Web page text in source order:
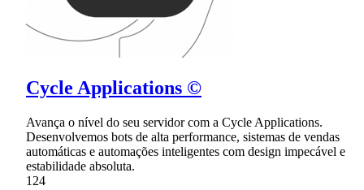
Cycle Applications ©
Avança o nível do seu servidor com a Cycle Applications.
Desenvolvemos bots de alta performance, sistemas de vendas
automáticas e automações inteligentes com design impecável e
estabilidade absoluta.
124